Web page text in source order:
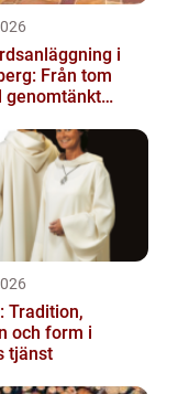
i
Från tom
genomtänkt
Tradition,
och form i
tjänst